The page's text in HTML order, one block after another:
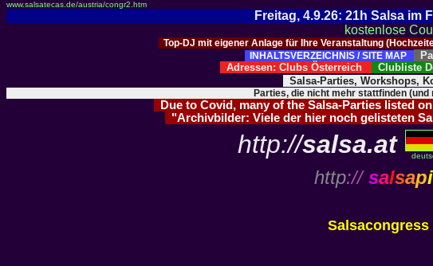
www.salsatecas.de/austria/congr2.htm
Freitag, 4.9.26: 21h Salsa im
kostenlose
Top-DJ mit eigener Anlage für Ihre Veranstaltung
INHALTSVERZEICHNIS / SITE MAP
Adressen: Clubs Österreich Clubliste
Salsa-Parties, Workshops,
Parties, die nicht mehr stattfinden
Due to Covid, many of the Salsa-Parties listed
"Archivbilder: Viele der hier noch gelisteten
http://salsa.at
http:// salsapi